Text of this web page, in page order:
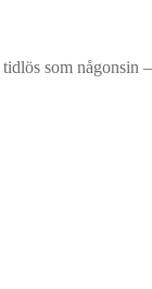
som någonsin